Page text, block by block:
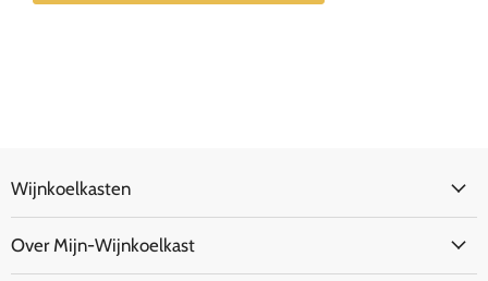
Wijnkoelkasten
Over Mijn-Wijnkoelkast